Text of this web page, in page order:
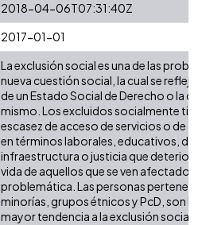
2018-04-06T07:31:40Z
2017-01-01
La exclusión social es una de las
nueva cuestión social, la cual se refleja
de un Estado Social de Derecho o la
mismo. Los excluidos socialmente
escasez de acceso de servicios o de
en términos laborales, educativos, de
infraestructura o justicia que
vida de aquellos que se ven
problemática. Las personas
minorías, grupos étnicos y PcD, son
mayor tendencia a la exclusión social.